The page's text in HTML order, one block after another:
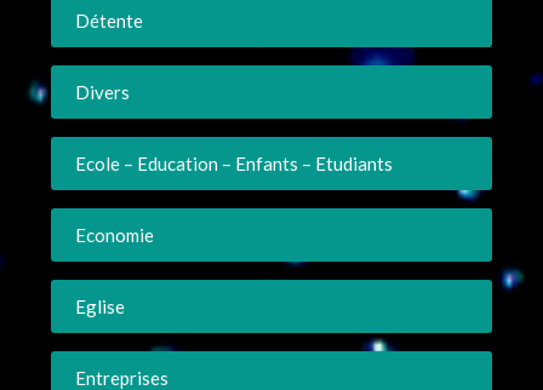
Détente
Divers
Ecole – Education – Enfants – Etudiants
Economie
Eglise
Entreprises